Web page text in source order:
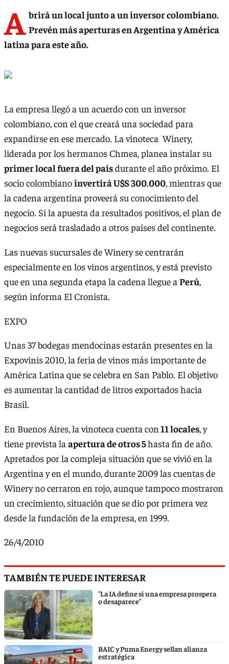
A brirá un local junto a un inversor colombiano.
Prevén más aperturas en Argentina y América
latina para este año.
La empresa llegó a un acuerdo con un inversor
colombiano, con el que creará una sociedad para
expandirse en ese mercado. La vinoteca Winery,
liderada por los hermanos Chmea, planea instalar su
primer local fuera del paísdurante el año próximo. El
socio colombianoinvertirá U$S 300.000, mientras que
la cadena argentina proveerá su conocimiento del
negocio. Si la apuesta da resultados positivos, el plan de
negocios será trasladado a otros países del continente.
Las nuevas sucursales de Winery se centrarán
especialmente en los vinos argentinos, y está previsto
que en una segunda etapa la cadena llegue a Perú,
según informa El Cronista.
EXPO
Unas 37 bodegas mendocinas estarán presentes en la
Expovinis 2010, la feria de vinos más importante de
América Latina que se celebra en San Pablo. El objetivo
es aumentar la cantidad de litros exportados hacia
Brasil.
En Buenos Aires, la vinoteca cuenta con 11 locales, y
tiene prevista la apertura de otros 5hasta fin de año.
Apretados por la compleja situación que se vivió en la
Argentina y en el mundo, durante 2009 las cuentas de
Winery no cerraron en rojo, aunque tampoco mostraron
un crecimiento, situación que se dio por primera vez
desde la fundación de la empresa, en 1999.
26/4/2010
TAMBIÉN TE PUEDE INTERESAR
"La IA define si una empresa prospera
o desaparece"
BAIC y Puma Energy sellan alianza
estratégica